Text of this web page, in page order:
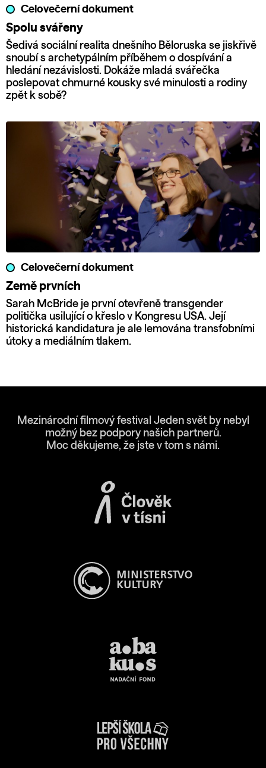
Celovečerní dokument
Spolu svářeny
Šedivá sociální realita dnešního Běloruska se jiskřivě
snoubí s archetypálním příběhem o dospívání a
hledání nezávislosti. Dokáže mladá svářečka
poslepovat chmurné kousky své minulosti a rodiny
zpět k sobě?
Celovečerní dokument
Země prvních
Sarah McBride je první otevřeně transgender
politička usilující o křeslo v Kongresu USA. Její
historická kandidatura je ale lemována transfobními
útoky a mediálním tlakem.
Mezinárodní filmový festival Jeden svět by nebyl
možný bez podpory našich partnerů.
Moc děkujeme, že jste v tom s námi.